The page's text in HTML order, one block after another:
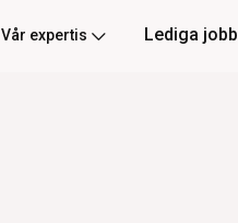
Vår expertis Lediga jobb